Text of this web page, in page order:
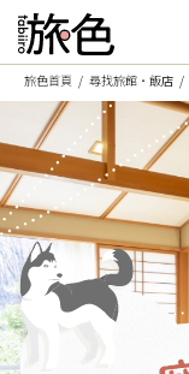
旅色首頁
尋找旅館・飯店